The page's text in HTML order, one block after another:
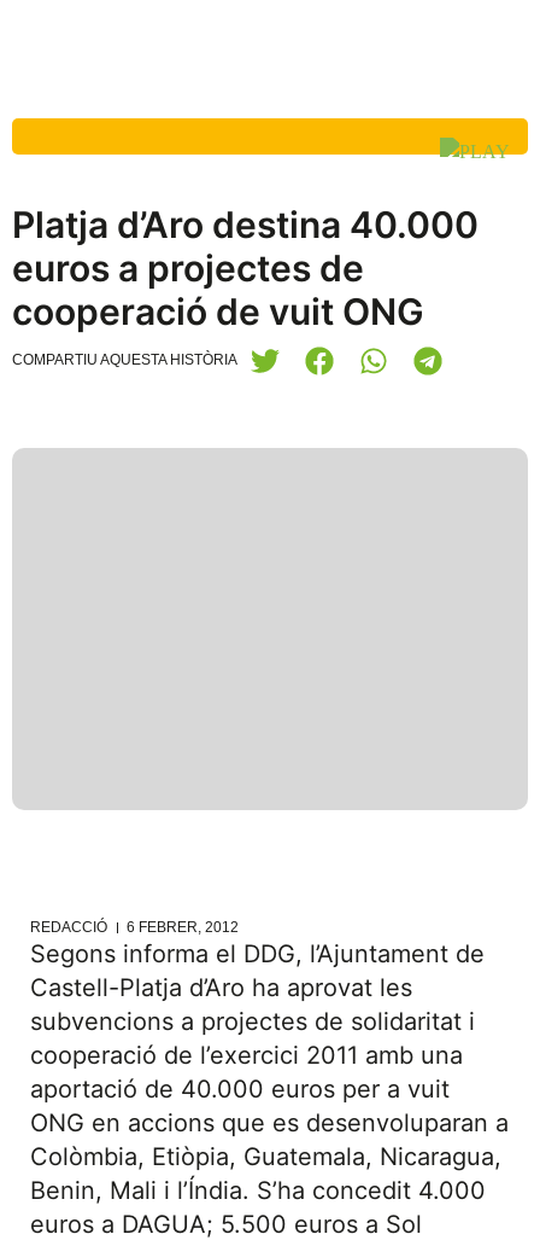
Platja d’Aro destina 40.000
euros a projectes de
cooperació de vuit ONG
COMPARTIU AQUESTA HISTÒRIA
REDACCIÓ 6 FEBRER, 2012
Segons informa el DDG, l’Ajuntament de
Castell-Platja d’Aro ha aprovat les
subvencions a projectes de solidaritat i
cooperació de l’exercici 2011 amb una
aportació de 40.000 euros per a vuit
ONG en accions que es desenvoluparan a
Colòmbia, Etiòpia, Guatemala, Nicaragua,
Benin, Mali i l’Índia. S’ha concedit 4.000
euros a DAGUA; 5.500 euros a Sol